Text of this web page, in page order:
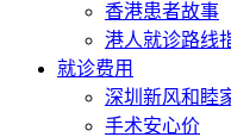
香港患者故事
港人就诊路线
就诊费用
深圳新风和睦
手术安心价